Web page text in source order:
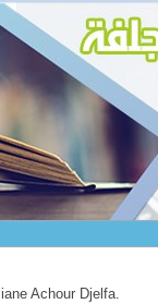
Achour Djelfa.